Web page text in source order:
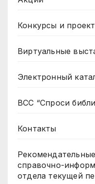
Конкурсы и
Виртуальные
Электронный
ВСС “Спроси
Контакты
справочно-
отдела текущей